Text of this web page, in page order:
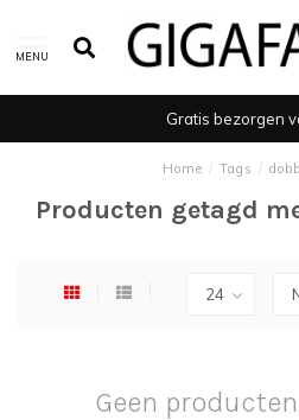
MENU
Gratis bezorgen
Home / Tags /
Producten getagd
Geen